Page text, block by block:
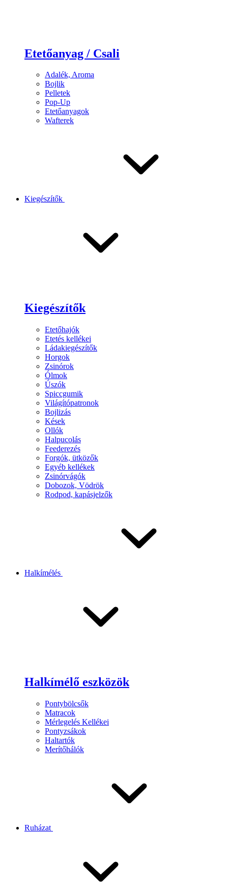
Etetőanyag / Csali
Adalék, Aroma
Bojlik
Pelletek
Pop-Up
Etetőanyagok
Wafterek
Kiegészítők
Kiegészítők
Etetőhajók
Etetés kellékei
Ládakiegészítők
Horgok
Zsinórok
Ólmok
Úszók
Spiccgumik
Világítópatronok
Bojlizás
Kések
Ollók
Halpucolás
Feederezés
Forgók, ütközők
Egyéb kellékek
Zsinórvágók
Dobozok, Vödrök
Rodpod, kapásjelzők
Halkímélés
Halkímélő eszközök
Pontybölcsők
Matracok
Mérlegelés Kellékei
Pontyzsákok
Haltartók
Merítőhálók
Ruházat